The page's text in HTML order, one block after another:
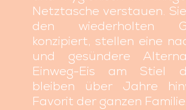
Netztasche verstauen.
den wiederholten
konzipiert, stellen eine
und gesündere
Einweg-Eis am Stiel
bleiben über Jahre
Favorit der ganzen Familie.